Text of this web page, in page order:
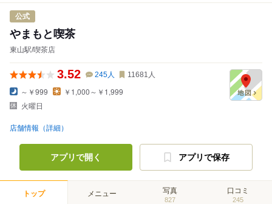
公式
やまもと喫茶
東山駅/喫茶店
3.52 245人 11681 人
～￥999
￥1,000～￥1,999
火曜日
店舗情報（詳細）
アプリで開く アプリで保存
トップ メニュー 写真
827
口コミ
245